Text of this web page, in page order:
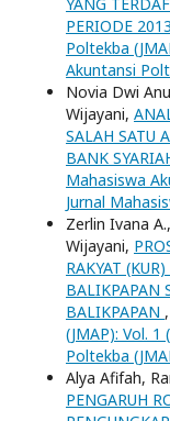
PERIODE
Poltekba
Akuntansi
Novia Dwi
Wijayani,
SALAH SATU
BANK
Mahasiswa
Jurnal
Zerlin Ivana
Wijayani,
RAKYAT
BALIKPAPAN
BALIKPAPAN ,
(JMAP): Vol.
Poltekba
Alya Afifah,
PENGARUH